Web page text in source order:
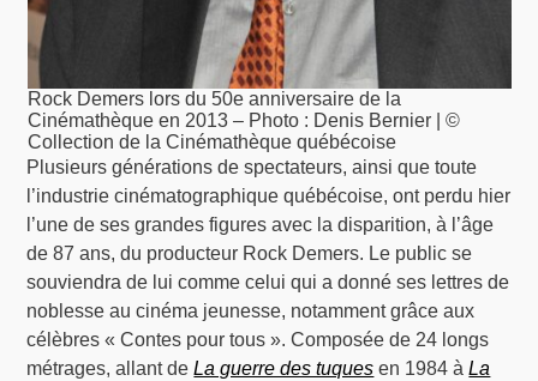
Rock Demers lors du 50e anniversaire de la
Cinémathèque en 2013 – Photo : Denis Bernier | ©
Collection de la Cinémathèque québécoise
Plusieurs générations de spectateurs, ainsi que toute
l’industrie cinématographique québécoise, ont perdu hier
l’une de ses grandes figures avec la disparition, à l’âge
de 87 ans, du producteur Rock Demers. Le public se
souviendra de lui comme celui qui a donné ses lettres de
noblesse au cinéma jeunesse, notamment grâce aux
célèbres « Contes pour tous ». Composée de 24 longs
métrages, allant deLa guerre des tuques en 1984 àLa